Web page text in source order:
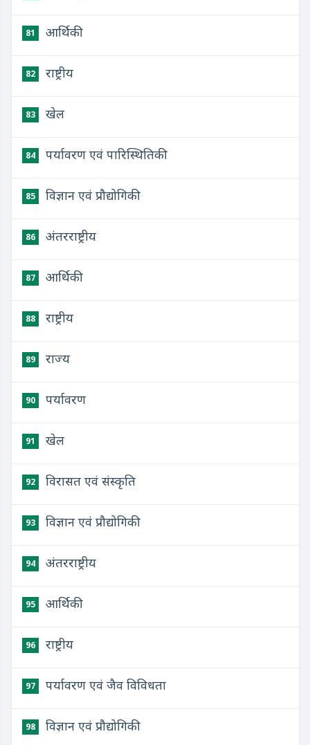
81 आर्थिकी
82 राष्ट्रीय
83 खेल
84 पर्यावरण एवं पारिस्थितिकी
85 विज्ञान एवं प्रौद्योगिकी
86 अंतरराष्ट्रीय
87 आर्थिकी
88 राष्ट्रीय
89 राज्य
90 पर्यावरण
91 खेल
92 विरासत एवं संस्कृति
93 विज्ञान एवं प्रौद्योगिकी
94 अंतरराष्ट्रीय
95 आर्थिकी
96 राष्ट्रीय
97 पर्यावरण एवं जैव विविधता
98 विज्ञान एवं प्रौद्योगिकी